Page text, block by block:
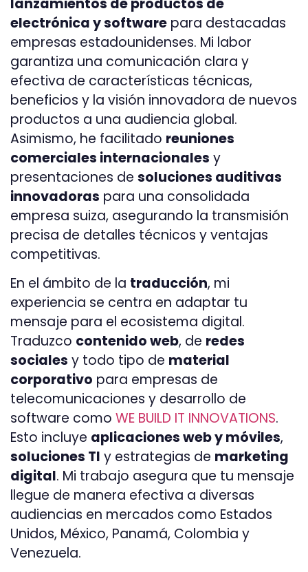
electrónica y software para destacadas
empresas estadounidenses. Mi labor
garantiza una comunicación clara y
efectiva de características técnicas,
beneficios y la visión innovadora de nuevos
productos a una audiencia global.
Asimismo, he facilitado reuniones
comerciales internacionales y
presentaciones de soluciones auditivas
innovadoras para una consolidada
empresa suiza, asegurando la transmisión
precisa de detalles técnicos y ventajas
competitivas.
En el ámbito de la traducción, mi
experiencia se centra en adaptar tu
mensaje para el ecosistema digital.
Traduzco contenido web, de redes
sociales y todo tipo de material
corporativo para empresas de
telecomunicaciones y desarrollo de
software como WE BUILD IT INNOVATIONS.
Esto incluye aplicaciones web y móviles,
soluciones TI y estrategias de marketing
digital. Mi trabajo asegura que tu mensaje
llegue de manera efectiva a diversas
audiencias en mercados como Estados
Unidos, México, Panamá, Colombia y
Venezuela.